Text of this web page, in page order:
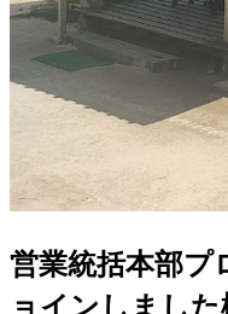
営業統括本部プ
ョインしました